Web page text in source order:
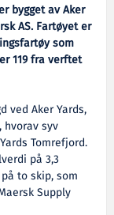
bygget av Aker
AS. Fartøyet er
som
119 fra verftet
ved Aker Yards,
syv
Tomrefjord.
på 3,3
to skip, som
Supply